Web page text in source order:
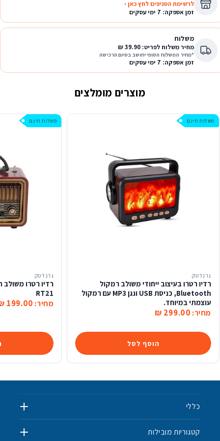
לרשימת הסניפים לחץ כאן ›
זמן אספקה: 7 ימי עסקים
משלוח
מחיר משלוח לפריט: 39.90 ₪
*מחיר המשלוח הסופי יחושב בסיום הרכישה
זמן אספקה: 7 ימי עסקים
מוצרים מומלצים
משלוח חינם
הוסף לסל
גרנדטק
רדיו רטרו בעיצוב ייחודי משולב רמקול
Bluetooth, כניסת USB ונגן MP3 עם רמקול
עוצמתי במיוחד.
מחיר: 299.00 ₪
משלוח חינם
גרנדטק
RT21
מחיר: 199.00 ₪
כללי
קטגוריות מובילות